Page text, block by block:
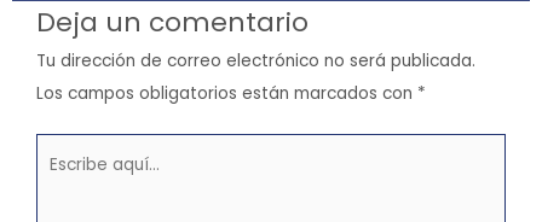
Deja un comentario
Tu dirección de correo electrónico no será publicada.
Los campos obligatorios están marcados con *